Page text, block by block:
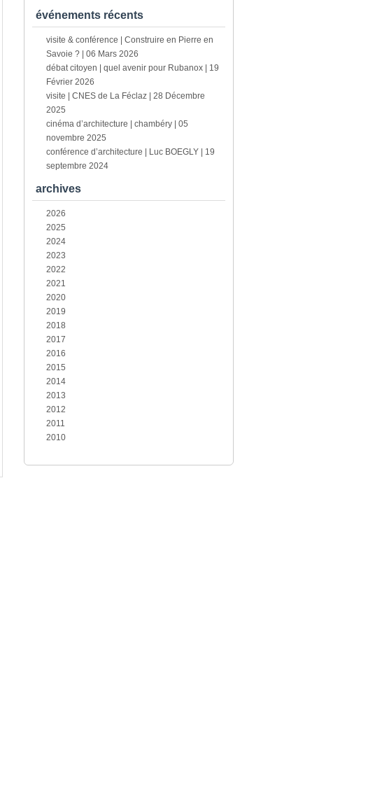
événements récents
visite & conférence | Construire en Pierre en
Savoie ? | 06 Mars 2026
débat citoyen | quel avenir pour Rubanox | 19
Février 2026
visite | CNES de La Féclaz | 28 Décembre
2025
cinéma d’architecture | chambéry | 05
novembre 2025
conférence d’architecture | Luc BOEGLY | 19
septembre 2024
archives
2026
2025
2024
2023
2022
2021
2020
2019
2018
2017
2016
2015
2014
2013
2012
2011
2010